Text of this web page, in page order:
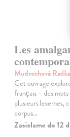
Les
Mudrochová Radka
Cet ouvrage
français – des
plusieurs lexemes,
corpus…
Zasielame do 12